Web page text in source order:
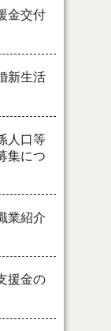
金交付
新生活
人口等
集につ
業紹介
援金の